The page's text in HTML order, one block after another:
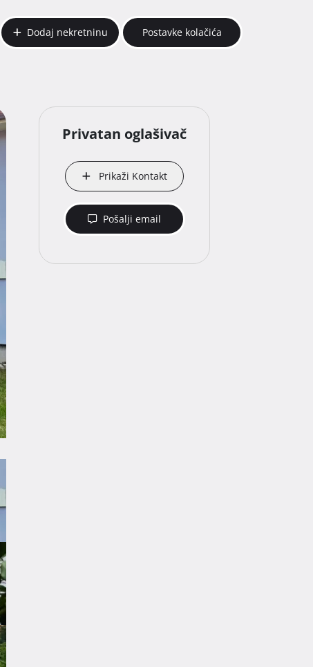
Dodaj nekretninu Postavke kolačića
Privatan oglašivač
Prikaži Kontakt
Pošalji email